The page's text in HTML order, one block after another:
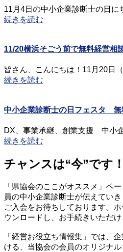
11月4日の中小企業診断士の日に
続きを読む
11/20横浜そごう前で無料経営相
皆さん、こんにちは！11月20日
続きを読む
中小企業診断士の日フェスタ 無
DX、事業承継、創業支援 中小
続きを読む
チャンスは“今”です！
「県協会のここがオススメ」ペ
員の中小企業診断士が伝えてい
ご入会をお待ちしております。
ウンロードし、お手続きいただけ
「経営お役立ち情報集」では、
ける、当協会の会員のオリジナ